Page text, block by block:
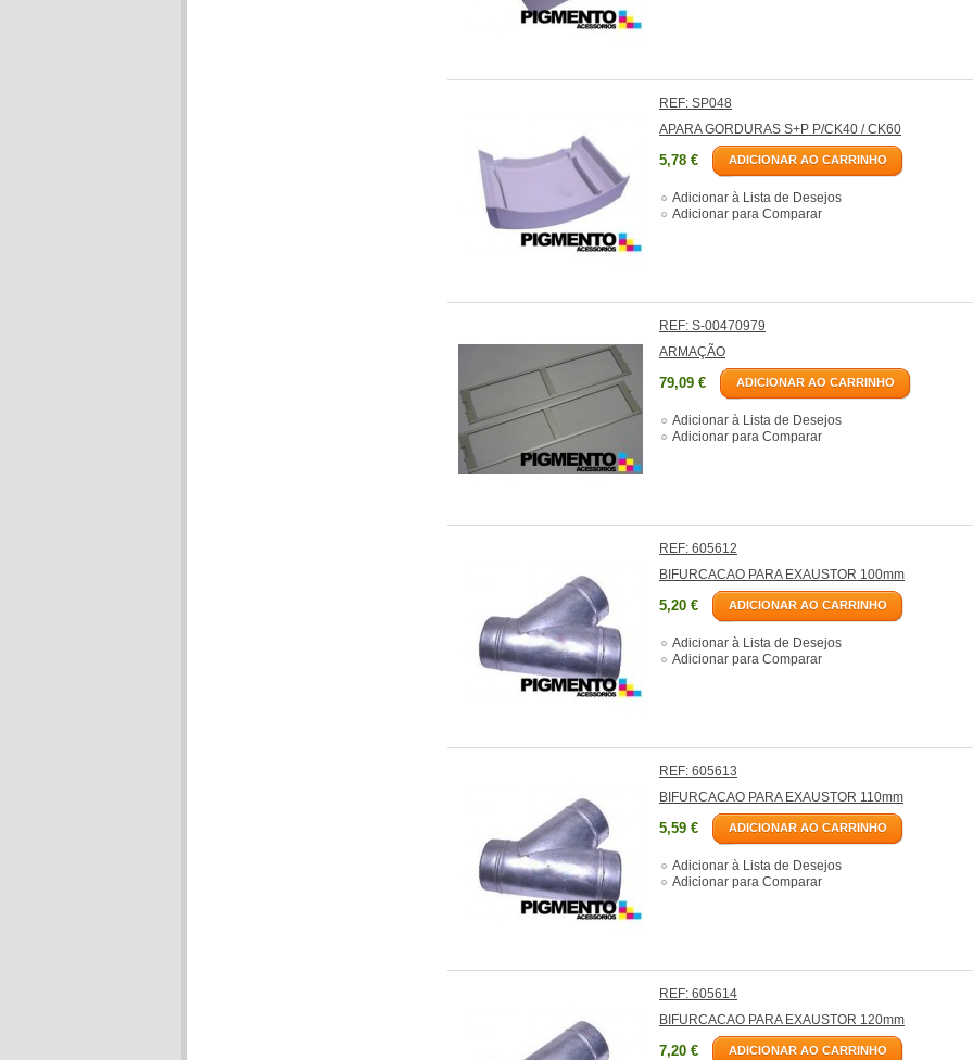
REF: SP048
APARA GORDURAS S+P P/CK40 / CK60
5,78 € ADICIONAR AO CARRINHO
Adicionar à Lista de Desejos
Adicionar para Comparar
REF: S-00470979
ARMAÇÃO
79,09 € ADICIONAR AO CARRINHO
Adicionar à Lista de Desejos
Adicionar para Comparar
REF: 605612
BIFURCACAO PARA EXAUSTOR 100mm
5,20 € ADICIONAR AO CARRINHO
Adicionar à Lista de Desejos
Adicionar para Comparar
REF: 605613
BIFURCACAO PARA EXAUSTOR 110mm
5,59 € ADICIONAR AO CARRINHO
Adicionar à Lista de Desejos
Adicionar para Comparar
REF: 605614
BIFURCACAO PARA EXAUSTOR 120mm
7,20 € ADICIONAR AO CARRINHO